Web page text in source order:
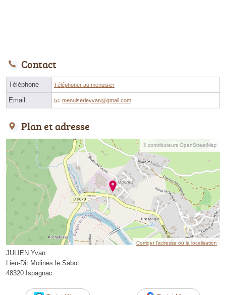
Contact
Téléphone Téléphoner au menuisier
Email menuiserieyvanⓐgmail.com
Plan et adresse
© contributeurs OpenStreetMap
Corriger l’adresse ou la localisation
JULIEN Yvan
Lieu-Dit Molines le Sabot
48320 Ispagnac